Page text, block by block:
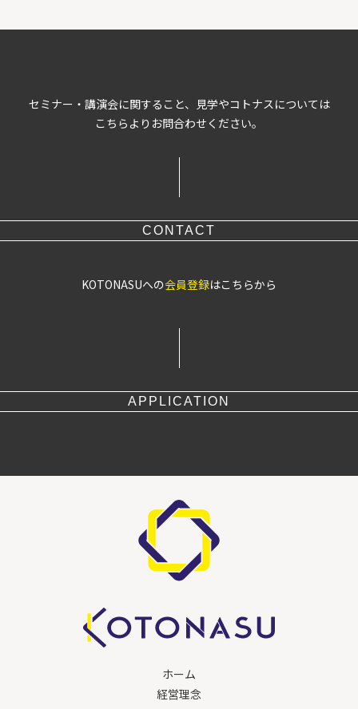
セミナー・講演会に関すること、見学やコトナスについては
こちらよりお問合わせください。
CONTACT
KOTONASUへの会員登録はこちらから
APPLICATION
ホーム
経営理念